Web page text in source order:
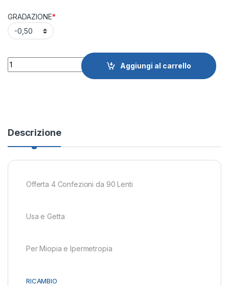
GRADAZIONE*
Quantity
Aggiungi al carrello
Descrizione
Offerta 4 Confezioni da 90 Lenti
Usa e Getta
Per Miopia e Ipermetropia
RICAMBIO